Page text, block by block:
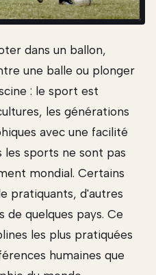
dans un ballon,
une balle ou plonger
: le sport est
les générations
avec une facilité
les sports ne sont pas
mondial. Certains
pratiquants, d'autres
quelques pays. Ce
les plus pratiquées
humaines que